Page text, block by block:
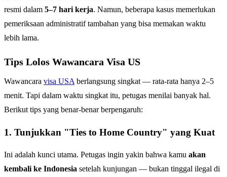
resmi dalam 5–7 hari kerja. Namun, beberapa kasus memerlukan
pemeriksaan administratif tambahan yang bisa memakan waktu
lebih lama.
Tips Lolos Wawancara Visa US
Wawancara visa USA berlangsung singkat — rata-rata hanya 2–5
menit. Tapi dalam waktu singkat itu, petugas menilai banyak hal.
Berikut tips yang benar-benar berpengaruh:
1. Tunjukkan "Ties to Home Country" yang Kuat
Ini adalah kunci utama. Petugas ingin yakin bahwa kamu akan
kembali ke Indonesia setelah kunjungan — bukan tinggal ilegal di